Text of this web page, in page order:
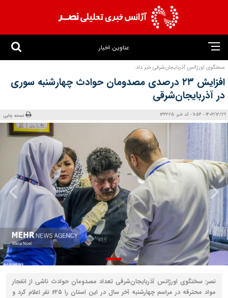
عناوین اخبار
سخنگوی اورژانس آذربایجان‌شرقی خبر داد:
افزایش ۲۳ درصدی مصدومان حوادث چهارشنبه سوری
در آذربایجان‌شرقی
1403/12/29 - 11:54 - کد خبر: 133265 نسخه چاپی
نصر: سخنگوی اورژانس آذربایجان‌شرقی تعداد مصدومان حوادث ناشی از انفجار
مواد محترقه در مراسم چهارشنبه آخر سال در این استان را ۶۲۵ نفر اعلام کرد و